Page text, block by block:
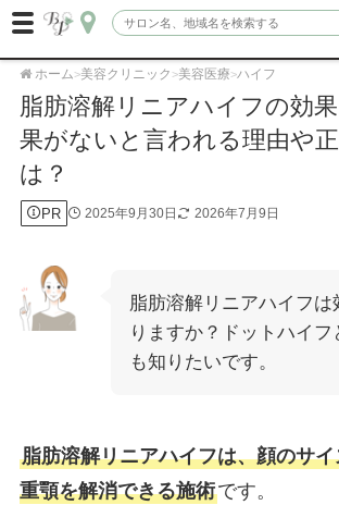
ホーム>美容クリニック >美容医療>ハイフ
脂肪溶解リニアハイフの効
果がないと言われる理由や
は？
PR 2025年9月30日 2026年7月9日
脂肪溶解リニアハイフは
りますか？ドットハイフ
も知りたいです。
脂肪溶解リニアハイフは、顔のサ
重顎を解消できる施術です。